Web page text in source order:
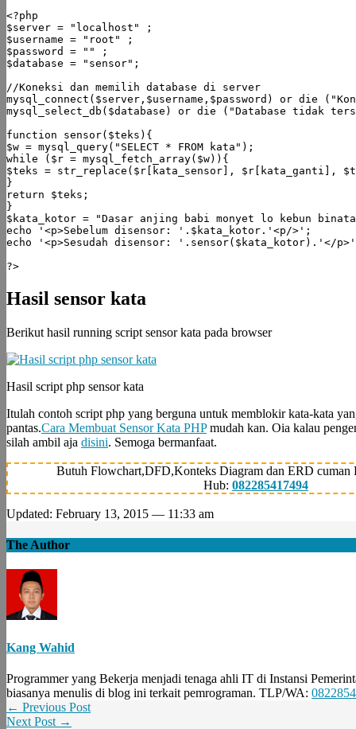
<?php
$server = "localhost" ;
$username = "root" ;
$password = "" ;
$database = "sensor";
//Koneksi dan memilih database di server
mysql_connect($server,$username,$password) or die
mysql_select_db($database) or die ("Database tidak
function sensor($teks){
$w = mysql_query("SELECT * FROM kata");
while ($r = mysql_fetch_array($w)){
$teks = str_replace($r[kata_sensor], $r[kata_ganti],
}
return $teks;
}
$kata_kotor = "Dasar anjing babi monyet lo kebun
echo '<p>Sebelum disensor: '.$kata_kotor.'<p/>';
echo '<p>Sesudah disensor: '.sensor($kata_kotor).'</
Hasil sensor kata
Berikut hasil running script sensor kata pada browser
Hasil script php sensor kata
Itulah contoh script php yang berguna untuk memblokir kata-kata
pantas.Cara Membuat Sensor Kata PHPmudah kan. Oia kalau
silah ambil aja disini. Semoga bermanfaat.
Butuh Flowchart,DFD,Konteks Diagram dan ERD
Hub:082285417494
Updated: February 13, 2015 — 11:33 am
The Author
Kang Wahid
Programmer yang Bekerja menjadi tenaga ahli IT di Instansi
biasanya menulis di blog ini terkait pemrograman. TLP/WA:
← Previous Post
Next Post →